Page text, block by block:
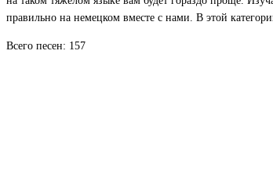
правильно на немецком вместе с нами. В этой
Всего песен: 157